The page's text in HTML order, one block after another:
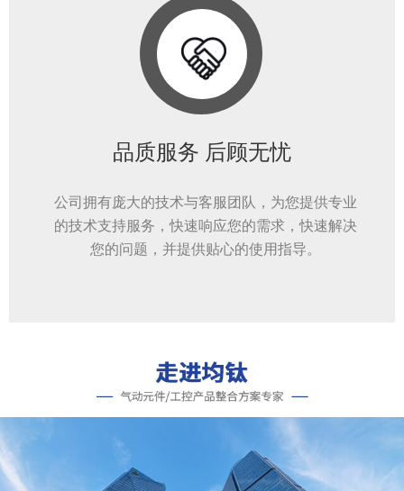
品质服务 后顾无忧
公司拥有庞大的技术与客服团队，为您提供专业
的技术支持服务，快速响应您的需求，快速解决
您的问题，并提供贴心的使用指导。